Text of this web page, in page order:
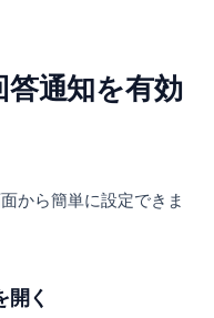
通知を有効
から簡単に設定できま
く